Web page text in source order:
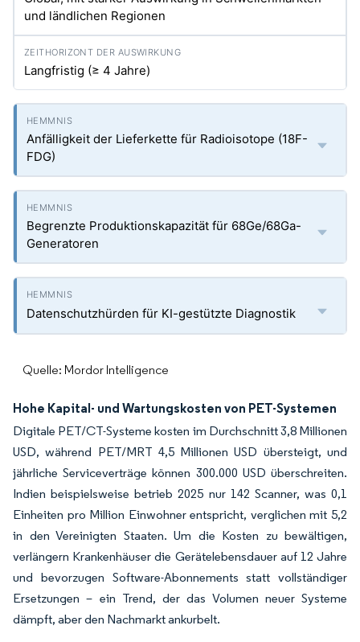
und ländlichen Regionen
Langfristig (≥ 4 Jahre)
Anfälligkeit der Lieferkette für Radioisotope (18F-
FDG)
Begrenzte Produktionskapazität für 68Ge/68Ga-
Generatoren
Datenschutzhürden für KI-gestützte Diagnostik
Quelle: Mordor Intelligence
Hohe Kapital- und Wartungskosten von PET-Systemen
Digitale PET/CT-Systeme kosten im Durchschnitt 3,8 Millionen
USD, während PET/MRT 4,5 Millionen USD übersteigt, und
jährliche Serviceverträge können 300.000 USD überschreiten.
Indien beispielsweise betrieb 2025 nur 142 Scanner, was 0,1
Einheiten pro Million Einwohner entspricht, verglichen mit 5,2
in den Vereinigten Staaten. Um die Kosten zu bewältigen,
verlängern Krankenhäuser die Gerätelebensdauer auf 12 Jahre
und bevorzugen Software-Abonnements statt vollständiger
Ersetzungen – ein Trend, der das Volumen neuer Systeme
dämpft, aber den Nachmarkt ankurbelt.